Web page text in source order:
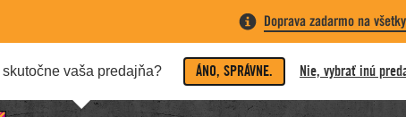
Doprava zadarmo na
skutočne vaša predajňa? ÁNO, SPRÁVNE. Nie, vybrať inú